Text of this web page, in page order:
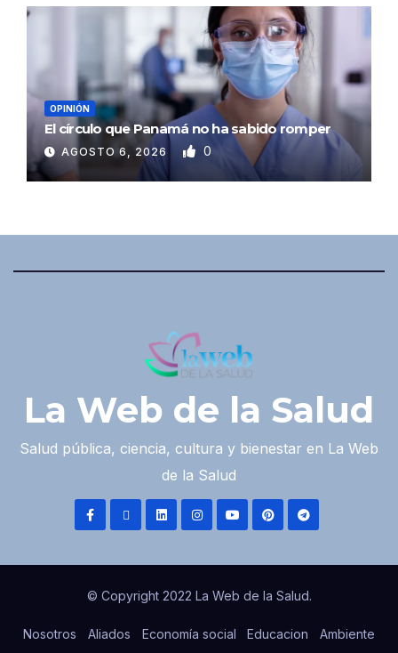
OPINIÓN
El círculo que Panamá no ha sabido romper
AGOSTO 6, 2026 0
La Web de la Salud
Salud pública, ciencia, cultura y bienestar en La Web
de la Salud
© Copyright 2022 La Web de la Salud.
Nosotros Aliados Economía social Educacion Ambiente